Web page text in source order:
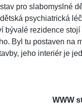
pro slabomyslné
psychiatrická
bývalé rezidence
Byl tu postaven na
jeho interiér je
WWW